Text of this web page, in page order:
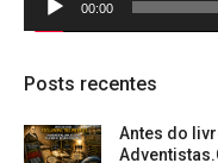
00:00
Posts recentes
Antes do